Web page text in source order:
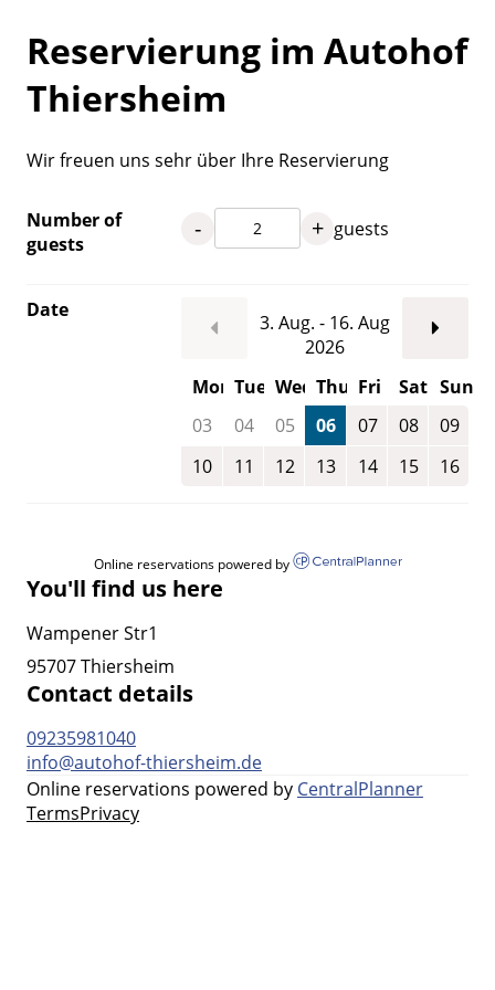
Reservierung im Autohof
Thiersheim
Wir freuen uns sehr über Ihre Reservierung
Number of
guests
- + guests
Date
3. Aug. - 16. Aug
2026
Mon Tue Wed Thu Fri Sat Sun
03
04 05 06 07 08
09
10
11 12 13 14 15 16
Online reservations powered by
You'll find us here
Wampener Str1
95707 Thiersheim
Contact details
09235981040
info@autohof-thiersheim.de
Online reservations powered by CentralPlanner
TermsPrivacy